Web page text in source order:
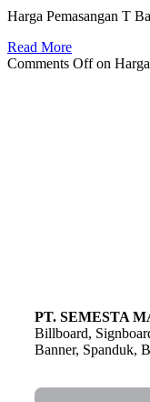
Harga Pemasangan T
Read More
Comments Offon Harga
PT. SEMESTA
Billboard,
Banner, Spanduk,